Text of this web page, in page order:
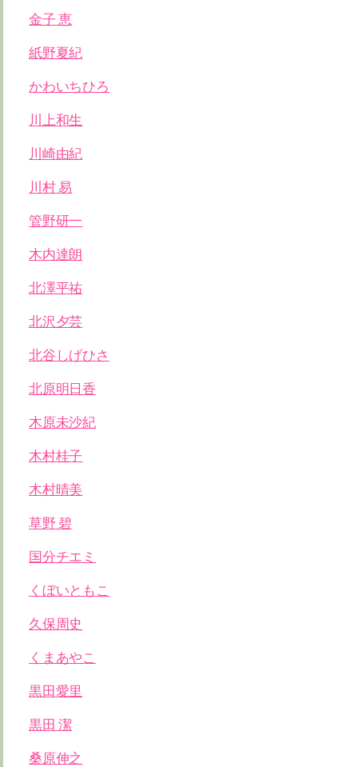
金子 恵
紙野夏紀
かわいちひろ
川上和生
川崎由紀
川村 易
管野研一
木内達朗
北澤平祐
北沢夕芸
北谷しげひさ
北原明日香
木原未沙紀
木村桂子
木村晴美
草野 碧
国分チエミ
くぼいともこ
久保周史
くまあやこ
黒田愛里
黒田 潔
桑原伸之